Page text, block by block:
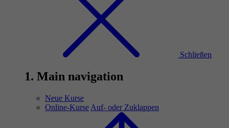
Schließen
1. Main navigation
Neue Kurse
Online-Kurse Auf- oder Zuklappen